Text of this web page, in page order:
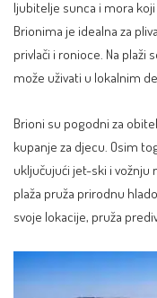
ljubitelje sunca i mora
Brionima je idealna za
privlači i ronioce. Na plaži
može uživati u lokalnim
Brioni su pogodni za
kupanje za djecu. Osim
uključujući jet-ski i vožnju
plaža pruža prirodnu
svoje lokacije, pruža